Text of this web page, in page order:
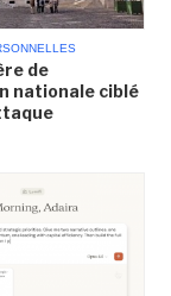
de
nationale ciblé